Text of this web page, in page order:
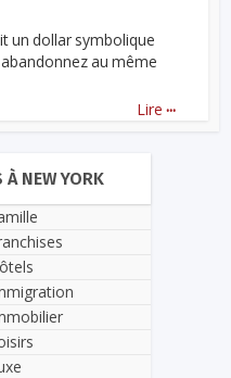
un dollar symbolique
au même
Lire ...
À NEW YORK